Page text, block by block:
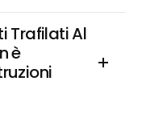
Trafilati Al
è